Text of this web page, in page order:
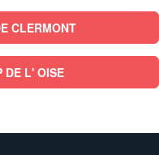
CLERMONT
DE L' OISE